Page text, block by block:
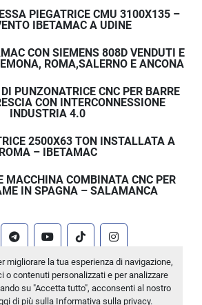
migliorare la tua esperienza di navigazione,
o contenuti personalizzati e per analizzare
su "Accetta tutto", acconsenti al nostro
di più sulla Informativa sulla privacy.
PIEGATRICE CMU 3100X135 –
IBETAMAC A UDINE
CON SIEMENS 808D VENDUTI E
ROMA,SALERNO E ANCONA
PUNZONATRICE CNC PER BARRE
CON INTERCONNESSIONE
INDUSTRIA 4.0
2500X63 TON INSTALLATA A
ROMA – IBETAMAC
MACCHINA COMBINATA CNC PER
IN SPAGNA – SALAMANCA
telegramyoutubetiktok
instagram
sito web diMachinio
le preferenze sui Cookies